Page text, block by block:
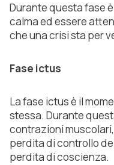
Durante questa fase
calma ed essere
che una crisi sta per
Fase ictus
La fase ictus è il
stessa. Durante
contrazioni
perdita di controllo
perdita di coscienza.